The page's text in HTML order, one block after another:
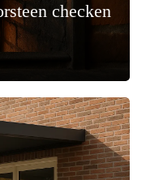
checken